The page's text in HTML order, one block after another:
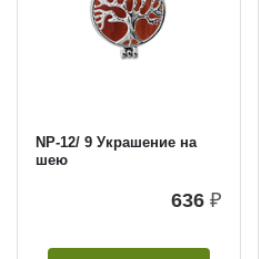
NP-12/ 9 Украшение на
шею
636 ₽